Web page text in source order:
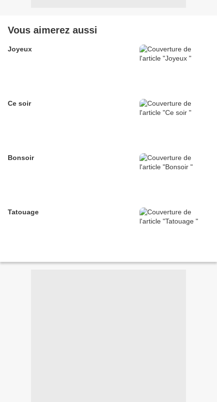
Vous aimerez aussi
Joyeux
Ce soir
Bonsoir
Tatouage